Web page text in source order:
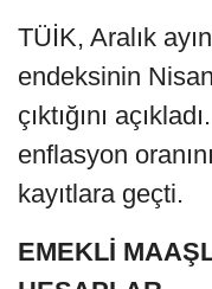
TÜİK, Aralık
endeksinin
çıktığını
enflasyon
kayıtlara geçti.
EMEKLİ